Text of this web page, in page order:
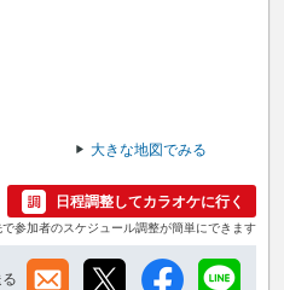
大きな地図でみる
日程調整してカラオケに行く
参加者のスケジュール調整が簡単にできます